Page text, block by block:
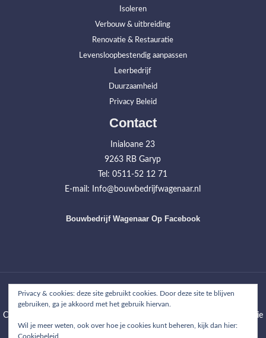
Isoleren
Verbouw & uitbreiding
Renovatie & Restauratie
Levensloopbestendig aanpassen
Leerbedrijf
Duurzaamheid
Privacy Beleid
Contact
Inialoane 23
9263 RB Garyp
Tel: 0511-52 12 71
E-mail: Info@bouwbedrijfwagenaar.nl
Bouwbedrijf Wagenaar Op Facebook
Home Werkzaamheden Projecten Over ons Contact
Copyright © 2026
| WordPress Theme: Wimpie
Lite by8degree Themes
Privacy & cookies: deze site gebruikt cookies. Door deze site te blijven
gebruiken, ga je akkoord met het gebruik hiervan.
Wil je meer weten, ook over hoe je cookies kunt beheren, kijk dan hier:
Cookiebeleid